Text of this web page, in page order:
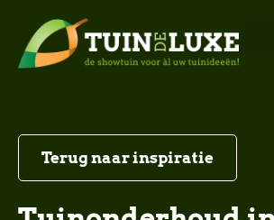
Terug naar inspiratie